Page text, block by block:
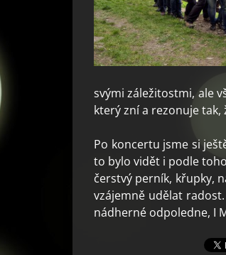
svými záležitostmi, ale
který zní a rezonuje
Po koncertu jsme si
to bylo vidět i podle
čerstvý perník, křupky,
vzájemně udělat
nádherné odpoledne,